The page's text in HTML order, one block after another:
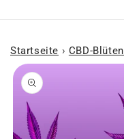
Startseite › CBD-Blüten